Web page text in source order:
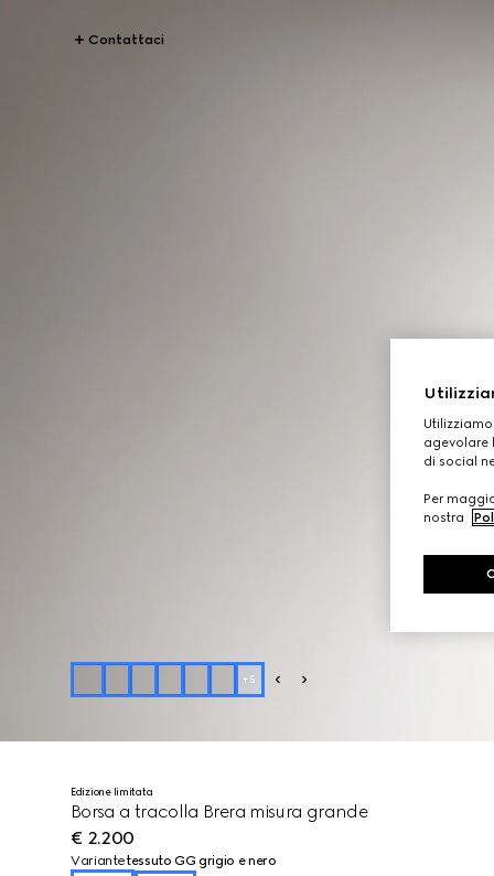
Contattaci
+ 5
Edizione limitata
Borsa a tracolla Brera misura grande
€ 2.200
Variantetessuto GG grigio e nero
agevolare
di social
Per
nostra